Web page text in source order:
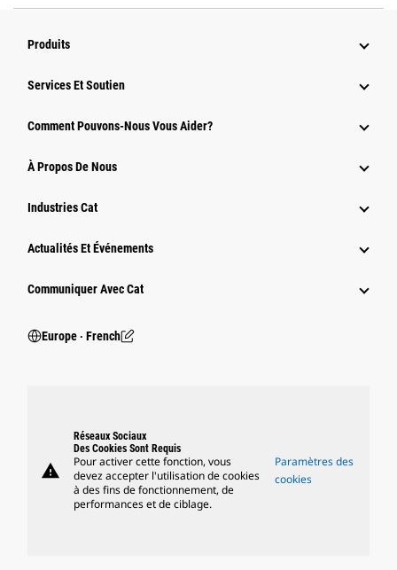
Produits
Services Et Soutien
Comment Pouvons-Nous Vous Aider?
À Propos De Nous
Industries Cat
Actualités Et Événements
Communiquer Avec Cat
Europe ‧ French
warning
Réseaux Sociaux
Des Cookies Sont Requis
Pour activer cette fonction, vous
devez accepter l'utilisation de cookies
à des fins de fonctionnement, de
performances et de ciblage.
Paramètres des
cookies